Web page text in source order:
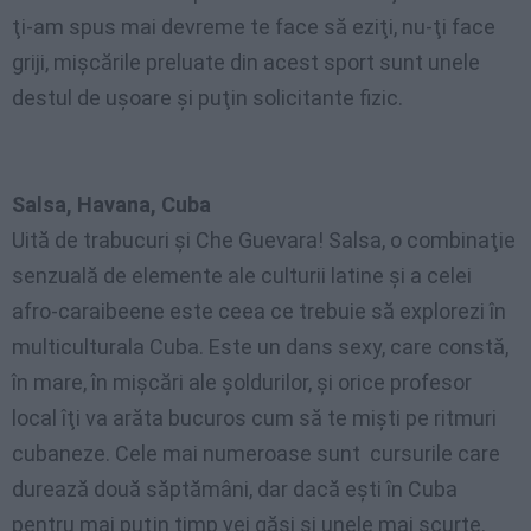
ţi-am spus mai devreme te face să eziţi, nu-ţi face
griji, mişcările preluate din acest sport sunt unele
destul de uşoare şi puţin solicitante fizic.
Salsa, Havana, Cuba
Uită de trabucuri şi Che Guevara! Salsa, o combinaţie
senzuală de elemente ale culturii latine şi a celei
afro-caraibeene este ceea ce trebuie să explorezi în
multiculturala Cuba. Este un dans sexy, care constă,
în mare,în mişcări ale şoldurilor, şi orice profesor
local îţi va arăta bucuros cum să te mişti pe ritmuri
cubaneze. Cele mai numeroase sunt cursurile care
durează două săptămâni, dar dacă eşti în Cuba
pentru mai puţin timp vei găsi şi unele mai scurte.